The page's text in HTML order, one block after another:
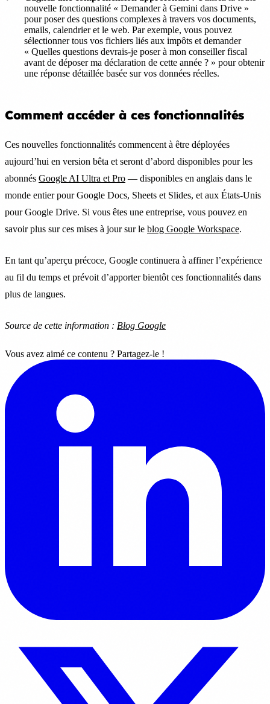
nouvelle fonctionnalité « Demander à Gemini dans Drive »
pour poser des questions complexes à travers vos documents,
emails, calendrier et le web. Par exemple, vous pouvez
sélectionner tous vos fichiers liés aux impôts et demander
« Quelles questions devrais-je poser à mon conseiller fiscal
avant de déposer ma déclaration de cette année ? » pour obtenir
une réponse détaillée basée sur vos données réelles.
Comment accéder à ces fonctionnalités
Ces nouvelles fonctionnalités commencent à être déployées
aujourd’hui en version bêta et seront d’abord disponibles pour les
abonnés Google AI Ultra et Pro— disponibles en anglais dans le
monde entier pour Google Docs, Sheets et Slides, et aux États-Unis
pour Google Drive. Si vous êtes une entreprise, vous pouvez en
savoir plus sur ces mises à jour sur le blog Google Workspace.
En tant qu’aperçu précoce, Google continuera à affiner l’expérience
au fil du temps et prévoit d’apporter bientôt ces fonctionnalités dans
plus de langues.
Source de cette information : Blog Google
Vous avez aimé ce contenu ? Partagez-le !